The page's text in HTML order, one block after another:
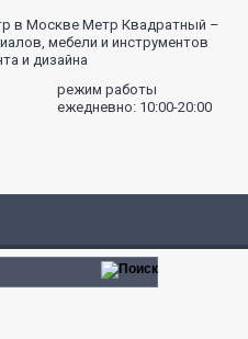
и дизайна
режим работы
ежедневно: 10:00-20:00